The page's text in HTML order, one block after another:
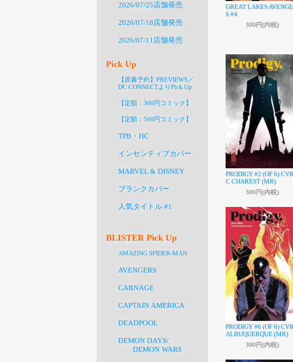
GREAT LAKES
S #4
300円(内税)
PRODIGY #2 (OF 6)
C CHAREST (MR)
300円(内税)
PRODIGY #6 (OF 6)
ALBUQUERQUE (MR)
300円(内税)
2026/07/25店舗発売
2026/07/18店舗発売
2026/07/11店舗発売
Pick Up
【原書予約】PREVIEWS／
DC CONNECTよりPick Up
【定額：300円コミック】
【定額：500円コミック】
TPB・HC
インセンティブカバー
MARVEL & DISNEY
ブランクカバー
人気タイトル #1
BLISTER Pick Up
AMAZING SPIDER-MAN
AVENGERS
CARNAGE
CAPTAIN AMERICA
DEADPOOL
DEMON DAYS/
DEMON WARS